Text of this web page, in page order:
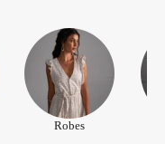
Robes